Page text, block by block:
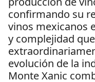
confirmando su
vinos mexicanos
y complejidad
evolución de la
Monte Xanic